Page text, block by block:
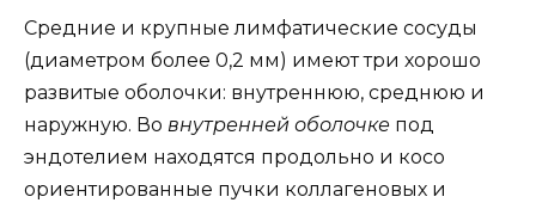
Средние и крупные лимфатические сосуды
(диаметром более 0,2 мм) имеют три хорошо
развитые оболочки: внутреннюю, среднюю и
наружную. Во внутренней оболочке под
эндотелием находятся продольно и косо
ориентированные пучки коллагеновых и